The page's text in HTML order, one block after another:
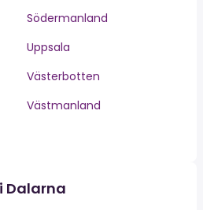
Södermanland
Uppsala
Västerbotten
Västmanland
Dalarna